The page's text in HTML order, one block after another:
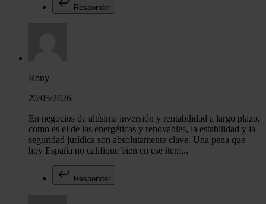
Responder
Rony
20/05/2026
En negocios de altísima inversión y rentabilidad a largo plazo,
como es el de las energéticas y renovables, la estabilidad y la
seguridad jurídica son absolutamente clave. Una pena que
hoy España no califique bien en ese item...
Responder